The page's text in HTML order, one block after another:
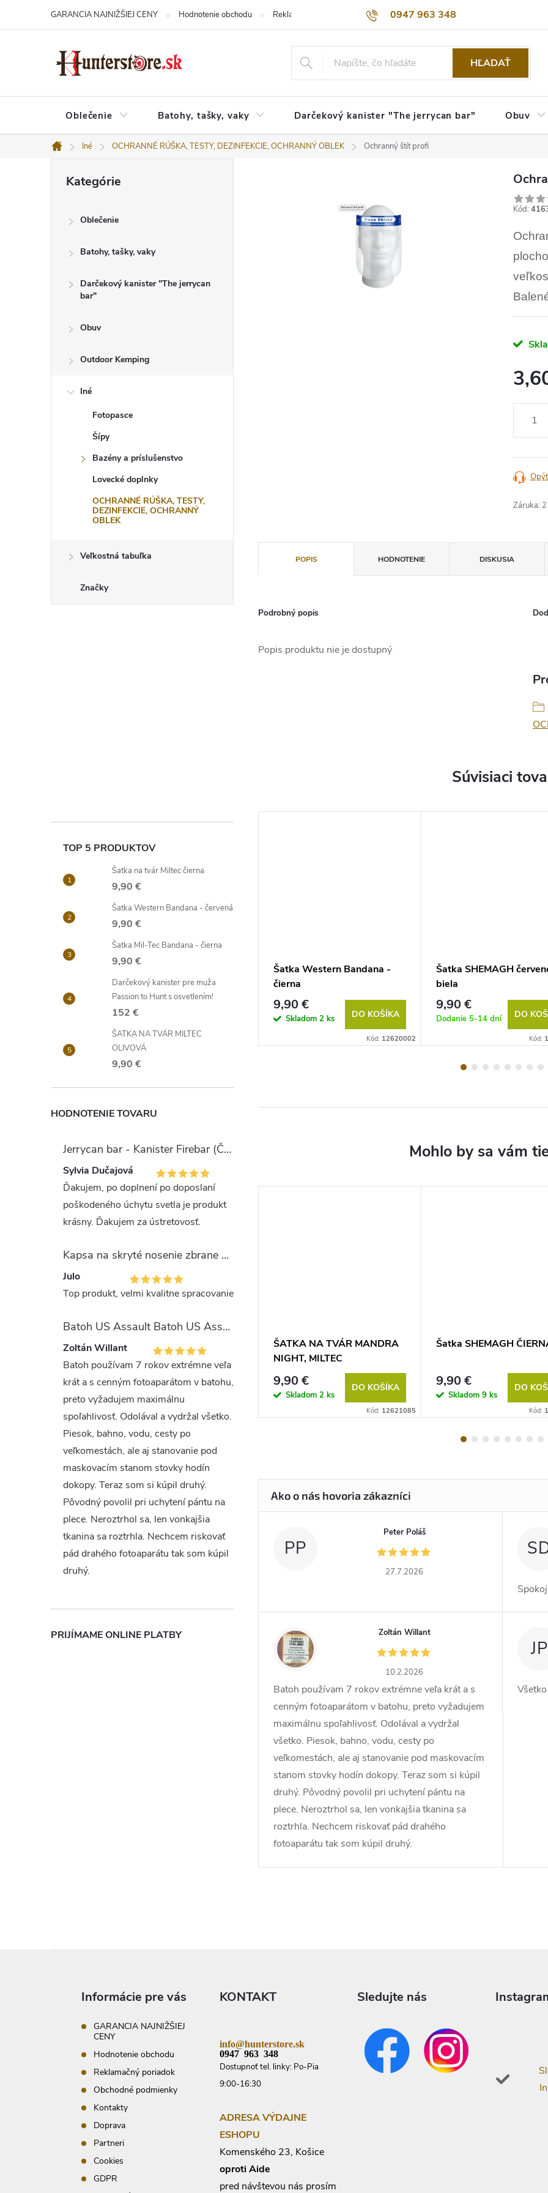
0947 963 348
GARANCIA NAJNIŽŠIEJ CENY Hodnotenie obchodu Reklamačný poriadok Obchodné podmienky
HĽADAŤ
Oblečenie Batohy, tašky, vaky Darčekový kanister "The jerrycan bar" Obuv
Domov
Iné OCHRANNÉ RÚŠKA, TESTY, DEZINFEKCIE, OCHRANNÝ OBLEK Ochranný štít profi
kategórie
Kategórie
Oblečenie
Batohy, tašky, vaky
Darčekový kanister "The jerrycan
bar"
Obuv
Outdoor Kemping
Iné
Fotopasce
Šípy
Bazény a príslušenstvo
Lovecké doplnky
OCHRANNÉ RÚŠKA, TESTY,
DEZINFEKCIE, OCHRANNÝ
OBLEK
Veľkostná tabuľka
Značky
TOP 5 PRODUKTOV
Šatka na tvár Miltec čierna
9,90 €
Šatka Western Bandana - červená
9,90 €
Šatka Mil-Tec Bandana - čierna
9,90 €
Darčekový kanister pre muža
Passion to Hunt s osvetlením!
152 €
ŠATKA NA TVÁR MILTEC
OLIVOVÁ
9,90 €
HODNOTENIE TOVARU
Jerrycan bar - Kanister Firebar (Červený)
Sylvia Dučajová
Ďakujem, po doplnení po doposlaní
poškodeného úchytu svetla je produkt
krásny. Ďakujem za ústretovosť.
Kapsa na skryté nosenie zbrane OLIVA (veľkosť Glock 17/19)
Julo
Top produkt, velmi kvalitne spracovanie
Batoh US Assault Batoh US Assault "LASER CUT" 36l MULTIT.
Zoltán Willant
Batoh používam 7 rokov extrémne veľa
krát a s cenným fotoaparátom v batohu,
preto vyžadujem maximálnu
spoľahlivosť. Odolával a vydržal všetko.
Piesok, bahno, vodu, cesty po
veľkomestách, ale aj stanovanie pod
maskovacím stanom stovky hodín
dokopy. Teraz som si kúpil druhý.
Pôvodný povolil pri uchytení pántu na
plece. Neroztrhol sa, len vonkajšia
tkanina sa roztrhla. Nechcem riskovať
pád drahého fotoaparátu tak som kúpil
druhý.
PRIJÍMAME ONLINE PLATBY
Kód:
Záruka:
POPIS HODNOTENIE DISKUSIA
Podrobný popis
Popis produktu nie je dostupný
Súvisiaci
ŠATKA NA TVÁR MANDRA
WOOD, MILTEC
9,90 €
Skladom
Šatka Western Bandana -
čierna
9,90 €
Skladom 2 ks DO KOŠÍKA
Kód: 12620002
Šatka SHEMAGH
biela
9,90 €
Dodanie 5-14 dní DO
Kód:
DO KOŠÍKA
Šatka SHEMAGH khaki
9,90 €
Dodanie 5-14 dní
DO KOŠÍKA
Kód:
ŠATKA NA TVÁR MANDRA
NIGHT, MILTEC
9,90 €
Skladom 2 ks
DO KOŠÍKA
Kód: 12621085
Šatka SHEMAGH
9,90 €
Skladom 9 ks
DO
Kód:
PP
Peter Poláš
27.7.2026
ZW
Zoltán Willant
10.2.2026
Batoh používam 7 rokov extrémne veľa krát a s
cenným fotoaparátom v batohu, preto vyžadujem
maximálnu spoľahlivosť. Odolával a vydržal
všetko. Piesok, bahno, vodu, cesty po
veľkomestách, ale aj stanovanie pod maskovacím
stanom stovky hodín dokopy. Teraz som si kúpil
druhý. Pôvodný povolil pri uchytení pántu na
plece. Neroztrhol sa, len vonkajšia tkanina sa
roztrhla. Nechcem riskovať pád drahého
fotoaparátu tak som kúpil druhý.
JP
Informácie pre vás
GARANCIA NAJNIŽŠIEJ
CENY
Hodnotenie obchodu
Reklamačný poriadok
Obchodné podmienky
Kontakty
Doprava
Partneri
Cookies
GDPR
KONTAKT
info@hunterstore.sk
0947 963 348
Dostupnoť tel. linky: Po-Pia
9:00-16:30
ADRESA VÝDAJNE
ESHOPU
Komenského 23, Košice
oproti Aide
pred návštevou nás prosím
Sledujte nás